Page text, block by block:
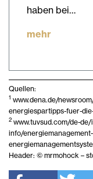
haben bei…
mehr
Quellen:
1 www.dena.de/
energiespartipps-fuer-
2 www.tuvsud.com/de-
info/
Header: © mrmohock –